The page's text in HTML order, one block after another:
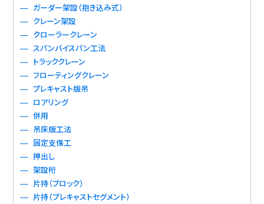
ガーダー架設（抱き込み式）
クレーン架設
クローラークレーン
スパンバイスパン工法
トラッククレーン
フローティングクレーン
プレキャスト版吊
ロアリング
併用
吊床版工法
固定支保工
押出し
架設桁
片持（ブロック）
片持（プレキャストセグメント）